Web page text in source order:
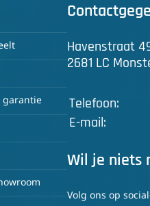
Havenstraat
2681 LC
Telefoon:
E-mail:
Wil je niets
Volg ons op